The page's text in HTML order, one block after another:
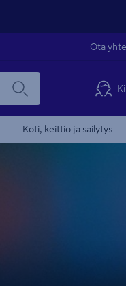
Ota
Koti, keittiö ja säilytys